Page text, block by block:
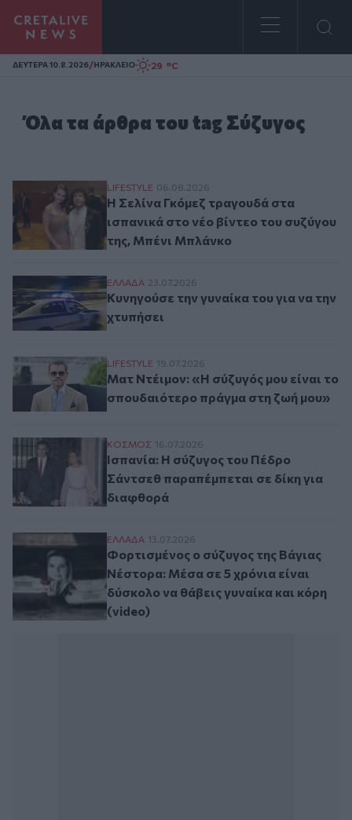
Homepage
ΔΕΥΤΕΡΑ 10.8.2026/ΗΡΑΚΛΕΙΟ 29 °C
Όλα τα άρθρα του tag Σύζυγος
Η Σελίνα Γκόμεζ τραγουδά στα
LIFESTYLE 06.08.2026
Η Σελίνα Γκόμεζ τραγουδά στα
ισπανικά στο νέο βίντεο του συζύγου
της, Μπένι Μπλάνκο
Κυνηγούσε την γυναίκα του για να την
ΕΛΛAΔΑ 23.07.2026
Κυνηγούσε την γυναίκα του για να την
χτυπήσει
Ματ Ντέιμον: «Η σύζυγός μου είναι το
LIFESTYLE 19.07.2026
Ματ Ντέιμον: «Η σύζυγός μου είναι το
σπουδαιότερο πράγμα στη ζωή μου»
Ισπανία: Η σύζυγος του Πέδρο Σάντσεθ
ΚΟΣΜΟΣ 16.07.2026
Ισπανία: Η σύζυγος του Πέδρο
Σάντσεθ παραπέμπεται σε δίκη για
διαφθορά
Φορτισμένος ο σύζυγος της Βάγιας
ΕΛΛAΔΑ 13.07.2026
Φορτισμένος ο σύζυγος της Βάγιας
Νέστορα: Μέσα σε 5 χρόνια είναι
δύσκολο να θάβεις γυναίκα και κόρη
(video)